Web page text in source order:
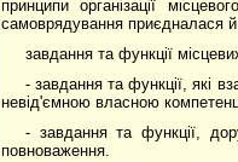
принципи організації
самоврядування приєдналася
завдання та функції
- завдання та функції, які
невід'ємною власною
- завдання та функції,
повноваження.